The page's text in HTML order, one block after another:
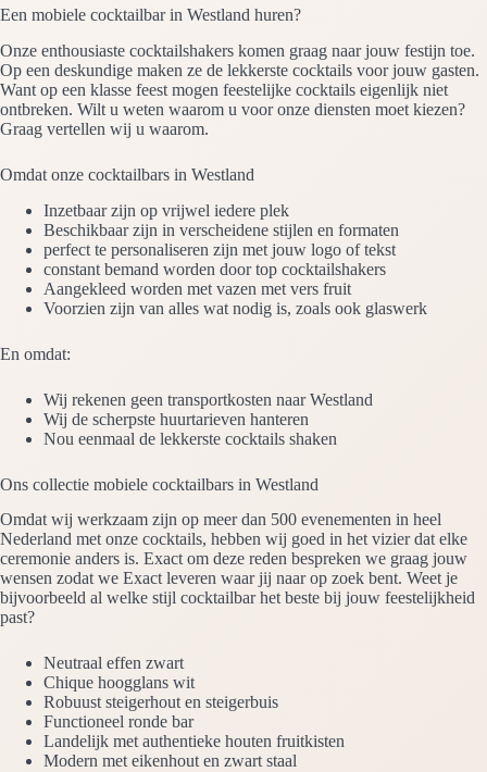
Een mobiele cocktailbar in Westland huren?
Onze enthousiaste cocktailshakers komen graag naar jouw festijn toe.
Op een deskundige maken ze de lekkerste cocktails voor jouw gasten.
Want op een klasse feest mogen feestelijke cocktails eigenlijk niet
ontbreken. Wilt u weten waarom u voor onze diensten moet kiezen?
Graag vertellen wij u waarom.
Omdat onze cocktailbars in Westland
Inzetbaar zijn op vrijwel iedere plek
Beschikbaar zijn in verscheidene stijlen en formaten
perfect te personaliseren zijn met jouw logo of tekst
constant bemand worden door top cocktailshakers
Aangekleed worden met vazen met vers fruit
Voorzien zijn van alles wat nodig is, zoals ook glaswerk
En omdat:
Wij rekenen geen transportkosten naar Westland
Wij de scherpste huurtarieven hanteren
Nou eenmaal de lekkerste cocktails shaken
Ons collectie mobiele cocktailbars in Westland
Omdat wij werkzaam zijn op meer dan 500 evenementen in heel
Nederland met onze cocktails, hebben wij goed in het vizier dat elke
ceremonie anders is. Exact om deze reden bespreken we graag jouw
wensen zodat we Exact leveren waar jij naar op zoek bent. Weet je
bijvoorbeeld al welke stijl cocktailbar het beste bij jouw feestelijkheid
past?
Neutraal effen zwart
Chique hoogglans wit
Robuust steigerhout en steigerbuis
Functioneel ronde bar
Landelijk met authentieke houten fruitkisten
Modern met eikenhout en zwart staal